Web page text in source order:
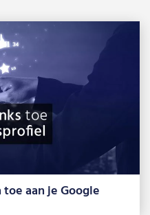
aan je Google